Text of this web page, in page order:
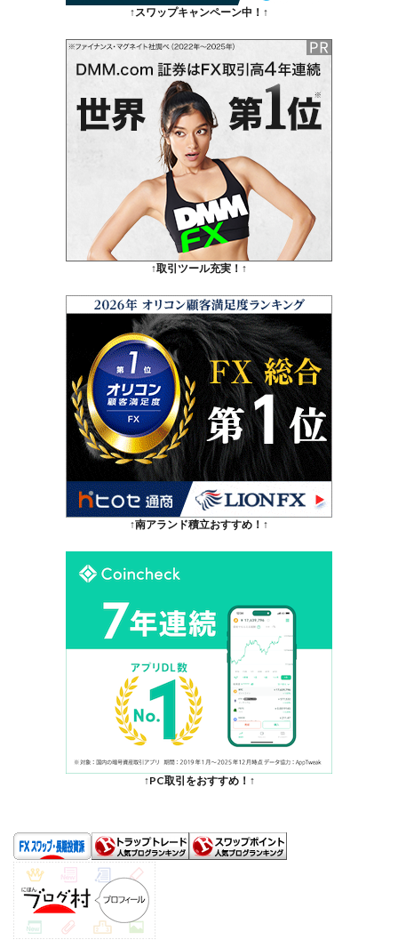
↑スワップキャンペーン中！↑
↑取引ツール充実！↑
↑南アランド積立おすすめ！↑
↑PC取引をおすすめ！↑